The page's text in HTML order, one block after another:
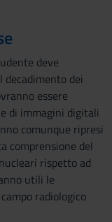
deve
dei
essere
di immagini digitali
comunque ripresi
comprensione del
rispetto ad
utili le
radiologico